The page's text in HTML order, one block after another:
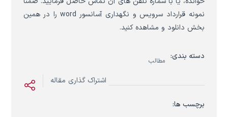
نمونه قرارداد سرویس و نگهداری آسانسور word را در همین
بخش دانلود و مشاهده کنید.
دسته بندی: مطالب
اشتراک گذاری مقاله
برچسب ها: